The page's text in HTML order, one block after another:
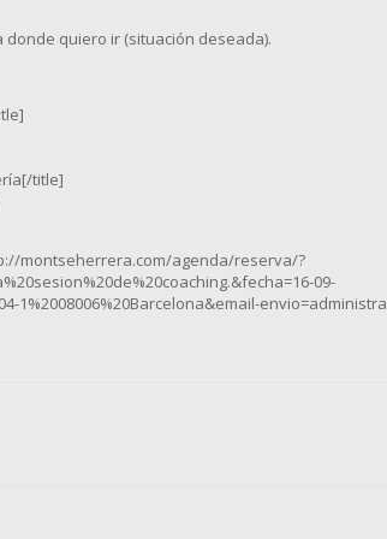
quiero ir (situación deseada).
title]
montseherrera.com/agenda/reserva/?
09-
1%2008006%20Barcelona&email-